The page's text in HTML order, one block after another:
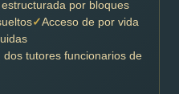
por bloques
Acceso de por vida
tutores funcionarios de